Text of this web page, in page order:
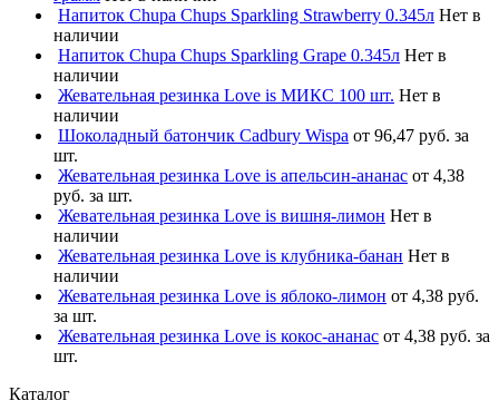
Напиток Chupa Chups Sparkling Strawberry 0.345л Нет в
наличии
Напиток Chupa Chups Sparkling Grape 0.345л Нет в
наличии
Жевательная резинка Love is МИКС 100 шт. Нет в
наличии
Шоколадный батончик Cadbury Wispa от 96,47 руб. за
шт.
Жевательная резинка Love is апельсин-ананас от 4,38
руб. за шт.
Жевательная резинка Love is вишня-лимон Нет в
наличии
Жевательная резинка Love is клубника-банан Нет в
наличии
Жевательная резинка Love is яблоко-лимон от 4,38 руб.
за шт.
Жевательная резинка Love is кокос-ананас от 4,38 руб. за
шт.
Каталог